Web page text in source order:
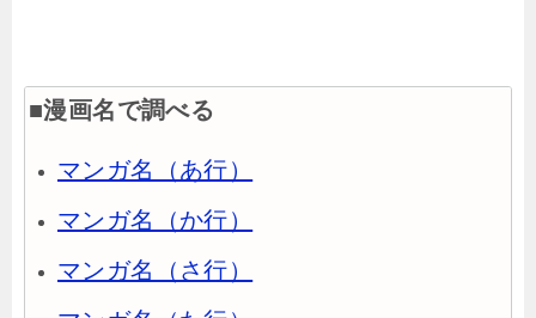
■漫画名で調べる
マンガ名（あ行）
マンガ名（か行）
マンガ名（さ行）